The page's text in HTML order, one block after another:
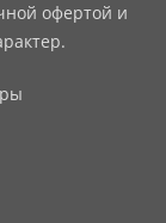
офертой и